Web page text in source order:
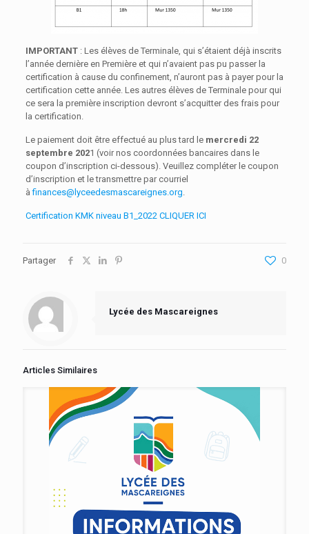
IMPORTANT: Les élèves de Terminale, qui s’étaient déjà inscrits
l’année dernière en Première et qui n’avaient pas pu passer la
certification à cause du confinement, n’auront pas à payer pour la
certification cette année. Les autres élèves de Terminale pour qui
ce sera la première inscription devront s’acquitter des frais pour
la certification.
Le paiement doit être effectué au plus tard le mercredi 22
septembre 2021 (voir nos coordonnées bancaires dans le
coupon d’inscription ci-dessous). Veuillez compléter le coupon
d’inscription et le transmettre par courriel
àfinances@lyceedesmascareignes.org
Certification KMK niveau B1_2022 CLIQUER ICI
Partager 0
Lycée des Mascareignes
Articles Similaires